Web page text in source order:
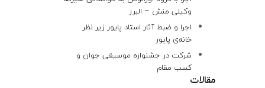
وکیلی منش – البرز
اجرا و ضبط آثار استاد پایور زیر نظر
خانه‌ی پایور
شرکت در جشنواره موسیقی جوان و
کسب مقام
مقالات